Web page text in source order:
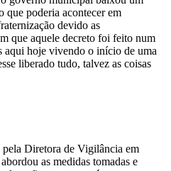
que poderia acontecer em
devido as
que aquele decreto foi feito num
aqui hoje vivendo o início de uma
liberado tudo, talvez as coisas
Diretora de Vigilância em
as medidas tomadas e